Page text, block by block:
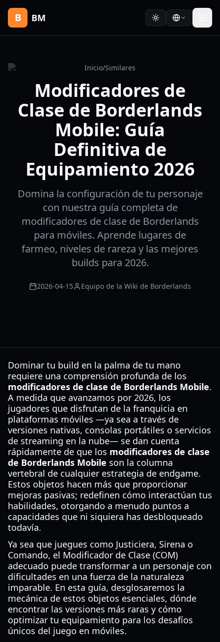
B BM
Inicio/Similares
Modificadores de
Clase de Borderlands
Mobile: Guía
Definitiva de
Equipamiento 2026
Domina la configuración de tu personaje
con nuestra guía completa de
modificadores de clase de Borderlands
para móviles. Aprende lugares de
farmeo, niveles de rareza y las mejores
builds para 2026.
2026-04-15 Equipo de la Wiki de Borderlands
Dominar tu build en la palma de tu mano
requiere una comprensión profunda de los
modificadores de clase de Borderlands Mobile.
A medida que avanzamos por 2026, los
jugadores que disfrutan de la franquicia en
plataformas móviles —ya sea a través de
versiones nativas, consolas portátiles o servicios
de streaming en la nube— se dan cuenta
rápidamente de que los modificadores de clase
de Borderlands Mobile son la columna
vertebral de cualquier estrategia de endgame.
Estos objetos hacen más que proporcionar
mejoras pasivas; redefinen cómo interactúan tus
habilidades, otorgando a menudo puntos a
capacidades que ni siquiera has desbloqueado
todavía.
Ya sea que juegues como Justiciera, Sirena o
Comando, el Modificador de Clase (COM)
adecuado puede transformar a un personaje con
dificultades en una fuerza de la naturaleza
imparable. En esta guía, desglosaremos la
mecánica de estos objetos esenciales, dónde
encontrar las versiones más raras y cómo
optimizar tu equipamiento para los desafíos
únicos del juego en móviles.